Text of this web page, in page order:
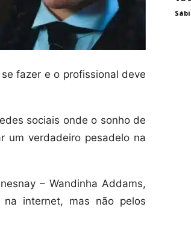
fazer e o profissional deve
sociais onde o sonho de
um verdadeiro pesadelo na
– Wandinha Addams,
internet, mas não pelos